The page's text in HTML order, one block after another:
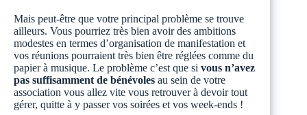
Mais peut-être que votre principal problème se trouve
ailleurs. Vous pourriez très bien avoir des ambitions
modestes en termes d’organisation de manifestation et
vos réunions pourraient très bien être réglées comme du
papier à musique. Le problème c’est que si vous n’avez
pas suffisamment de bénévoles au sein de votre
association vous allez vite vous retrouver à devoir tout
gérer, quitte à y passer vos soirées et vos week-ends !